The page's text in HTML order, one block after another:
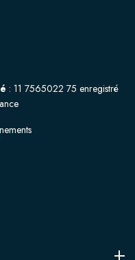
: 11 7565022 75 enregistré